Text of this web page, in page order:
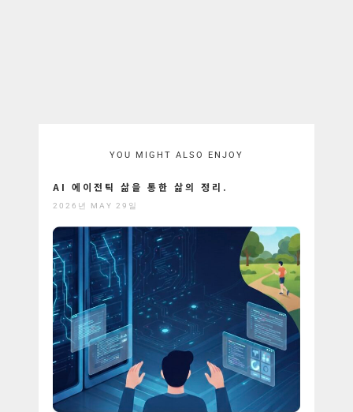
YOU MIGHT ALSO ENJOY
AI 에이전틱 삶을 통한 삶의 정리.
2026년 MAY 29일